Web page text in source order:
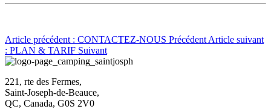
Article précédent : CONTACTEZ-NOUS Précédent Article suivant
: PLAN & TARIF Suivant
221, rte des Fermes,
Saint-Joseph-de-Beauce,
QC, Canada, G0S 2V0